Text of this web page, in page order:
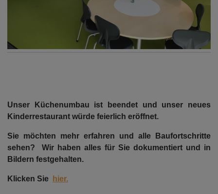
Unser Küchenumbau ist beendet und unser neues
Kinderrestaurant würde feierlich eröffnet.
Sie möchten mehr erfahren und alle Baufortschritte
sehen? Wir haben alles für Sie dokumentiert und in
Bildern festgehalten.
Klicken Sie hier.